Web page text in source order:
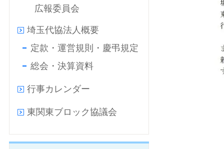
広報委員会
埼玉代協法人概要
定款・運営規則・慶弔規定
総会・決算資料
行事カレンダー
東関東ブロック協議会